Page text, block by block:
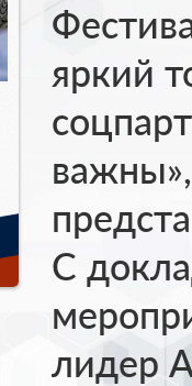
яркий
С
лидер